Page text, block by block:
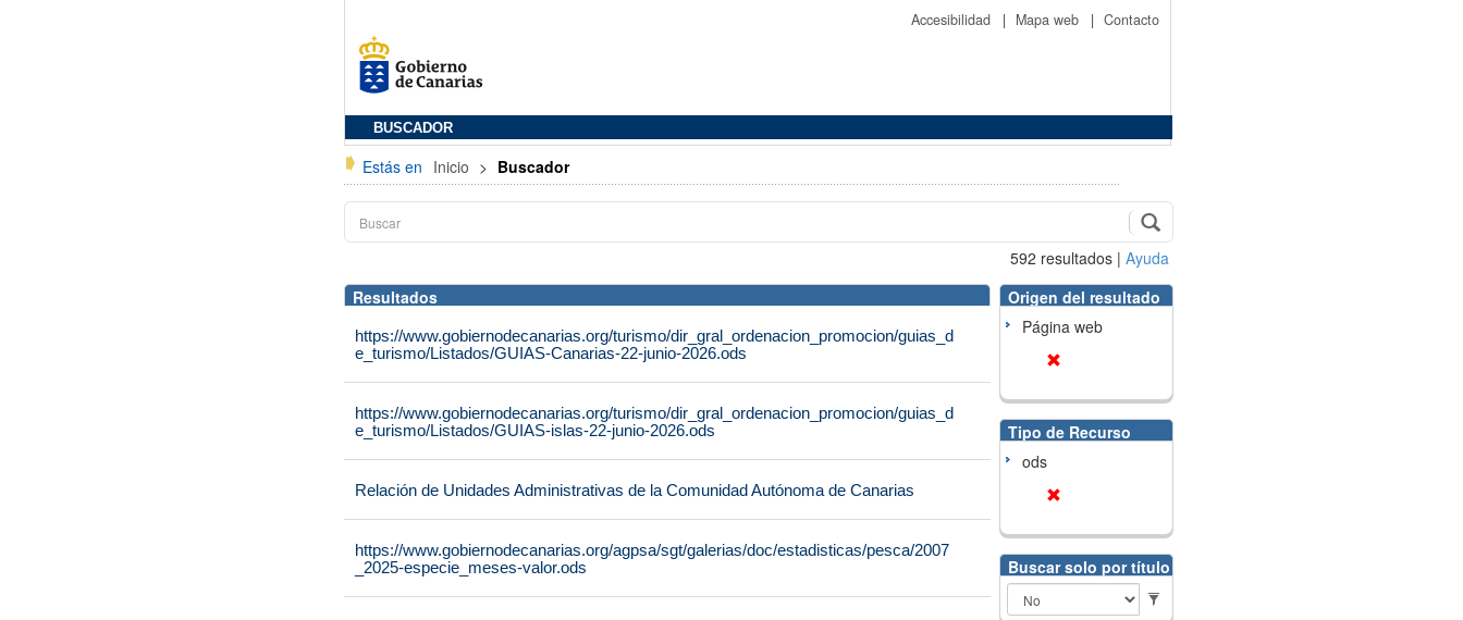
Accesibilidad | Mapa web | Contacto
BUSCADOR
Estás en Inicio > Buscador
592 resultados | Ayuda
Resultados
https://www.gobiernodecanarias.org/turismo/dir_gral_ordenacion_promocion/guias_d
e_turismo/Listados/GUIAS-Canarias-22-junio-2026.ods
https://www.gobiernodecanarias.org/turismo/dir_gral_ordenacion_promocion/guias_d
e_turismo/Listados/GUIAS-islas-22-junio-2026.ods
Relación de Unidades Administrativas de la Comunidad Autónoma de Canarias
https://www.gobiernodecanarias.org/agpsa/sgt/galerias/doc/estadisticas/pesca/2007
_2025-especie_meses-valor.ods
Origen del resultado
Página web
Tipo de Recurso
ods
Buscar solo por título